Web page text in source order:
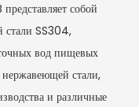
собой
стали SS304,
вод пищевых
нержавеющей стали,
и различные